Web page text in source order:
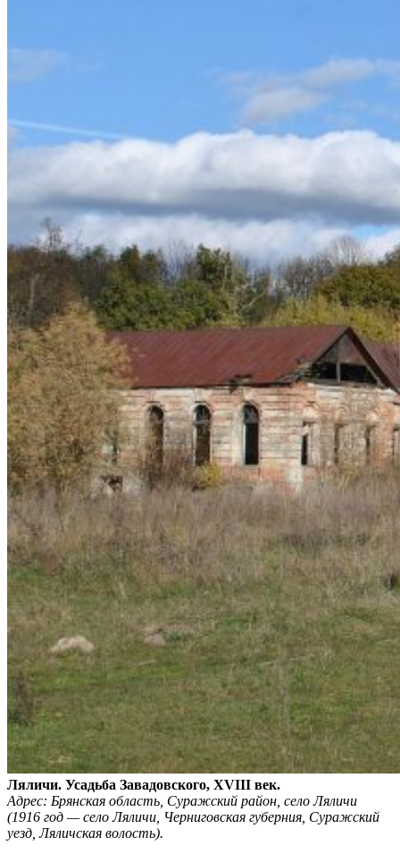
Ляличи. Усадьба Завадовского, XVIII век.
Адрес: Брянская область, Суражский район, село Ляличи
(1916 год — село Ляличи, Черниговская губерния, Суражский
уезд, Ляличская волость).